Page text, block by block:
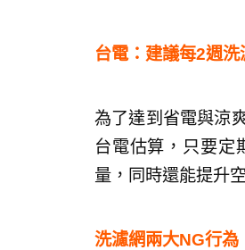
台電：建議每2週洗
為了達到省電與涼
台電估算，只要定
量，同時還能提升
洗濾網兩大NG行為